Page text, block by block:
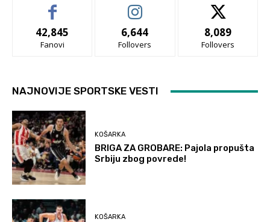
42,845
Fanovi
6,644
Follovers
8,089
Follovers
NAJNOVIJE SPORTSKE VESTI
KOŠARKA
BRIGA ZA GROBARE: Pajola propušta
Srbiju zbog povrede!
KOŠARKA